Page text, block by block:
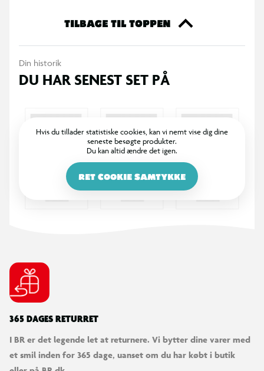
ekstra til din samling eller til at give den perfekte gave til en
TILBAGE TIL TOPPEN
Din historik
DU HAR SENEST SET PÅ
Hvis du tillader statistiske cookies, kan vi nemt vise dig dine
seneste besøgte produkter.
Du kan altid ændre det igen.
RET COOKIE SAMTYKKE
365 DAGES RETURRET
I BR er det legende let at returnere. Vi bytter dine varer med
et smil inden for 365 dage, uanset om du har købt i butik